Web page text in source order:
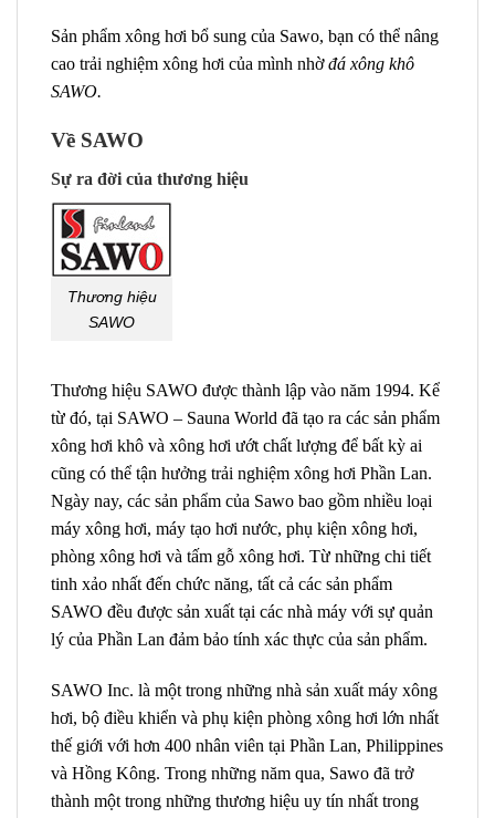
Sản phẩm xông hơi bổ sung của Sawo, bạn có thể nâng
cao trải nghiệm xông hơi của mình nhờđá xông khô
SAWO.
Về SAWO
Sự ra đời của thương hiệu
Thương hiệu
SAWO
Thương hiệu SAWO được thành lập vào năm 1994. Kể
từ đó, tại SAWO – Sauna World đã tạo ra các sản phẩm
xông hơi khô và xông hơi ướt chất lượng để bất kỳ ai
cũng có thể tận hưởng trải nghiệm xông hơi Phần Lan.
Ngày nay, các sản phẩm của Sawo bao gồm nhiều loại
máy xông hơi, máy tạo hơi nước, phụ kiện xông hơi,
phòng xông hơi và tấm gỗ xông hơi. Từ những chi tiết
tinh xảo nhất đến chức năng, tất cả các sản phẩm
SAWO đều được sản xuất tại các nhà máy với sự quản
lý của Phần Lan đảm bảo tính xác thực của sản phẩm.
SAWO Inc. là một trong những nhà sản xuất máy xông
hơi, bộ điều khiển và phụ kiện phòng xông hơi lớn nhất
thế giới với hơn 400 nhân viên tại Phần Lan, Philippines
và Hồng Kông. Trong những năm qua, Sawo đã trở
thành một trong những thương hiệu uy tín nhất trong